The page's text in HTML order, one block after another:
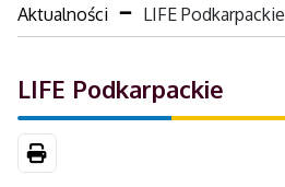
Aktualności
LIFE Podkarpackie
LIFE Podkarpackie
Drukuj